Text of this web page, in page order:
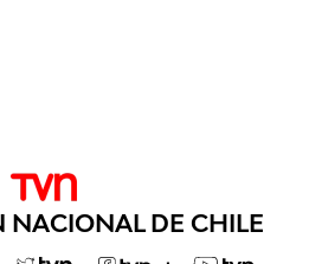
NACIONAL DE CHILE